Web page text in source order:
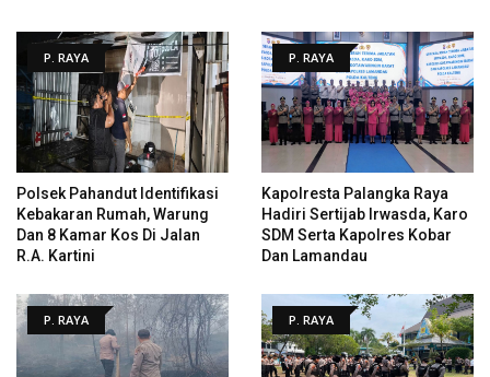
P. RAYA
Polsek Pahandut Identifikasi
Kebakaran Rumah, Warung
Dan 8 Kamar Kos Di Jalan
R.A. Kartini
P. RAYA
Kapolresta Palangka Raya
Hadiri Sertijab Irwasda, Karo
SDM Serta Kapolres Kobar
Dan Lamandau
P. RAYA P. RAYA